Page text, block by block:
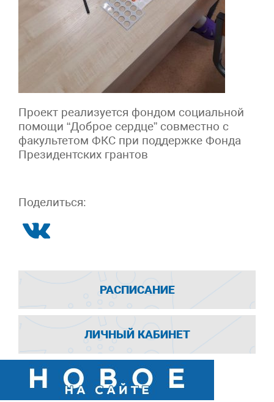
Проект реализуется фондом социальной
помощи “Доброе сердце” совместно с
факультетом ФКС при поддержке Фонда
Президентских грантов
Поделиться:
РАСПИСАНИЕ
ЛИЧНЫЙ КАБИНЕТ